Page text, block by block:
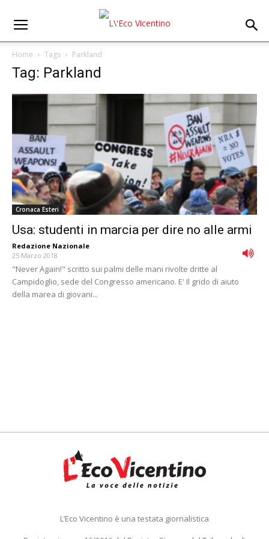
Home Tags Parkland
Tag: Parkland
Cronaca Esteri
Usa: studenti in marcia per dire no alle armi
Redazione Nazionale -
25 Marzo 2018
"Never Again!" scritto sui palmi delle mani rivolte dritte al
Campidoglio, sede del Congresso americano. E' Il grido di aiuto
della marea di giovani...
L’Eco Vicentino è una testata giornalistica